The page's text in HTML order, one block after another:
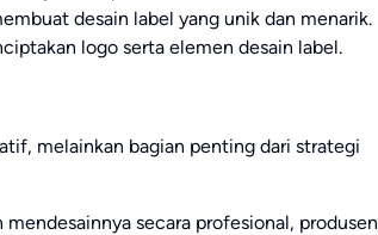
desain label yang unik dan menarik.
logo serta elemen desain label.
melainkan bagian penting dari strategi
secara profesional, produsen